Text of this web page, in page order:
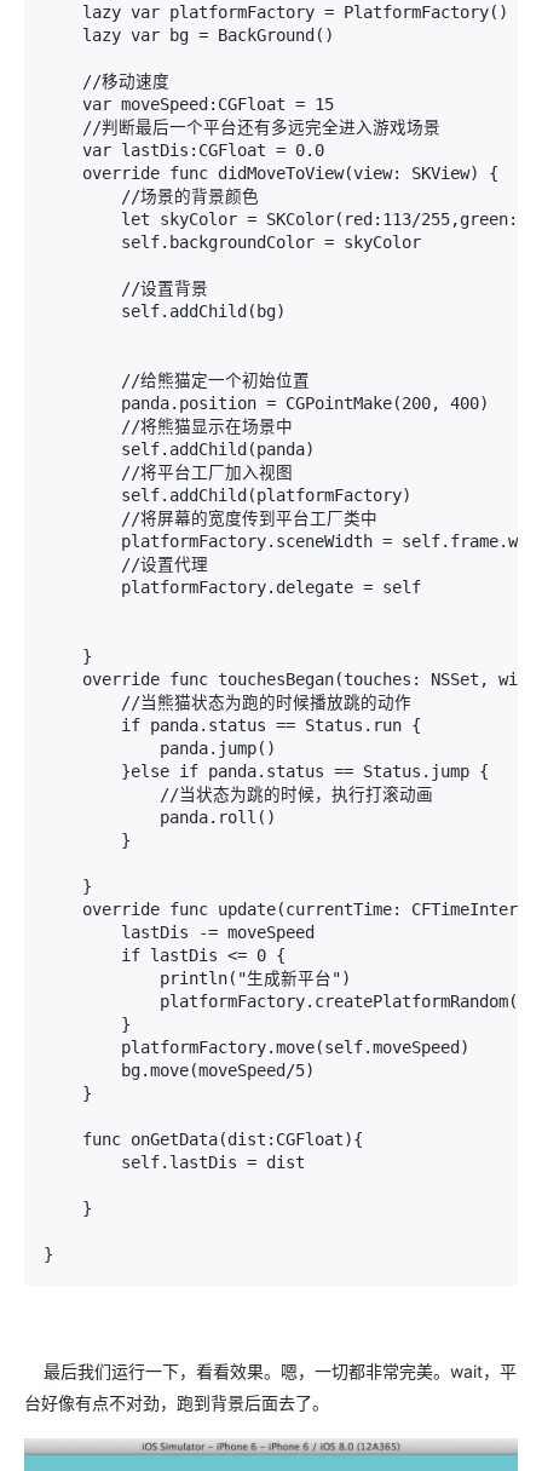
    lazy var platformFactory = PlatformFactory()
    lazy var bg = BackGround()
    //移动速度
    var moveSpeed:CGFloat = 15
    //判断最后一个平台还有多远完全进入游戏场景
    var lastDis:CGFloat = 0.0
    override func didMoveToView(view: SKView) {
        //场景的背景颜色
let skyColor = SKColor(red:113/
        self.backgroundColor = skyColor
        //设置背景
        self.addChild(bg)
        //给熊猫定一个初始位置
        panda.position = CGPointMake(200, 400)
        //将熊猫显示在场景中
        self.addChild(panda)
        //将平台工厂加入视图
        self.addChild(platformFactory)
        //将屏幕的宽度传到平台工厂类中
platformFactory.sceneWidth =
        //设置代理
        platformFactory.delegate = self
    }
override func touchesBegan(touches: NSSet,
        //当熊猫状态为跑的时候播放跳的动作
        if panda.status == Status.run {
            panda.jump()
        }else if panda.status == Status.jump {
            //当状态为跳的时候，执行打滚动画
            panda.roll()
        }
    }
override func update(currentTime:
        lastDis -= moveSpeed
        if lastDis <= 0 {
            println("生成新平台")
            platformFactory.createPlatformRandom()
        }
        platformFactory.move(self.moveSpeed)
        bg.move(moveSpeed/5)
    }
    func onGetData(dist:CGFloat){
        self.lastDis = dist
    }
最后我们运行一下，看看效果。嗯，一切都非常完美。wait，平
台好像有点不对劲，跑到背景后面去了。